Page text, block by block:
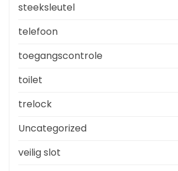
steeksleutel
telefoon
toegangscontrole
toilet
trelock
Uncategorized
veilig slot